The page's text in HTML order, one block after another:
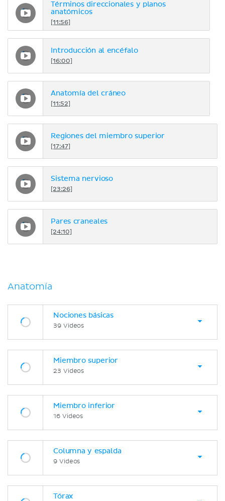
Términos direccionales y planos
anatómicos
[11:56]
Introducción al encéfalo
[16:00]
Anatomía del cráneo
[11:52]
Regiones del miembro superior
[17:47]
Sistema nervioso
[23:26]
Pares craneales
[24:10]
Anatomía
Nociones básicas
39 Videos
Miembro superior
23 Videos
Miembro inferior
16 Videos
Columna y espalda
9 Videos
Tórax